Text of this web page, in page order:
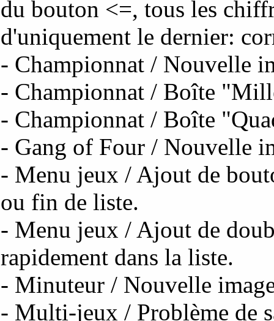
du bouton <=, tous les
d'uniquement le dernier:
- Championnat / Nouvelle
- Championnat / Boîte
- Championnat / Boîte
- Gang of Four / Nouvelle
- Menu jeux / Ajout de
ou fin de liste.
- Menu jeux / Ajout de
rapidement dans la liste.
- Minuteur / Nouvelle
- Multi-jeux / Problème de